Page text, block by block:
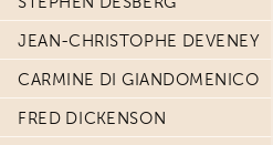
JEAN-CHRISTOPHE DEVENEY
CARMINE DI GIANDOMENICO
FRED DICKENSON